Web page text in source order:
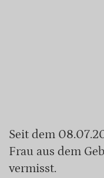
Seit dem
Frau aus dem
vermisst.